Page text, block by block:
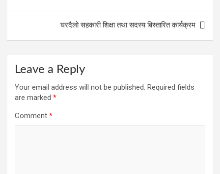
घरदैलो सहकारी शिक्षा तथा सदस्य बिस्तारित कार्यक्रम
Leave a Reply
Your email address will not be published. Required fields
are marked *
Comment *